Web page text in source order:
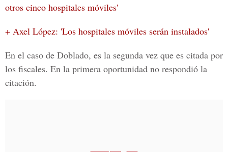
otros cinco hospitales móviles'
+ Axel López: 'Los hospitales móviles serán instalados'
En el caso de Doblado, es la segunda vez que es citada por
los fiscales. En la primera oportunidad no respondió la
citación.